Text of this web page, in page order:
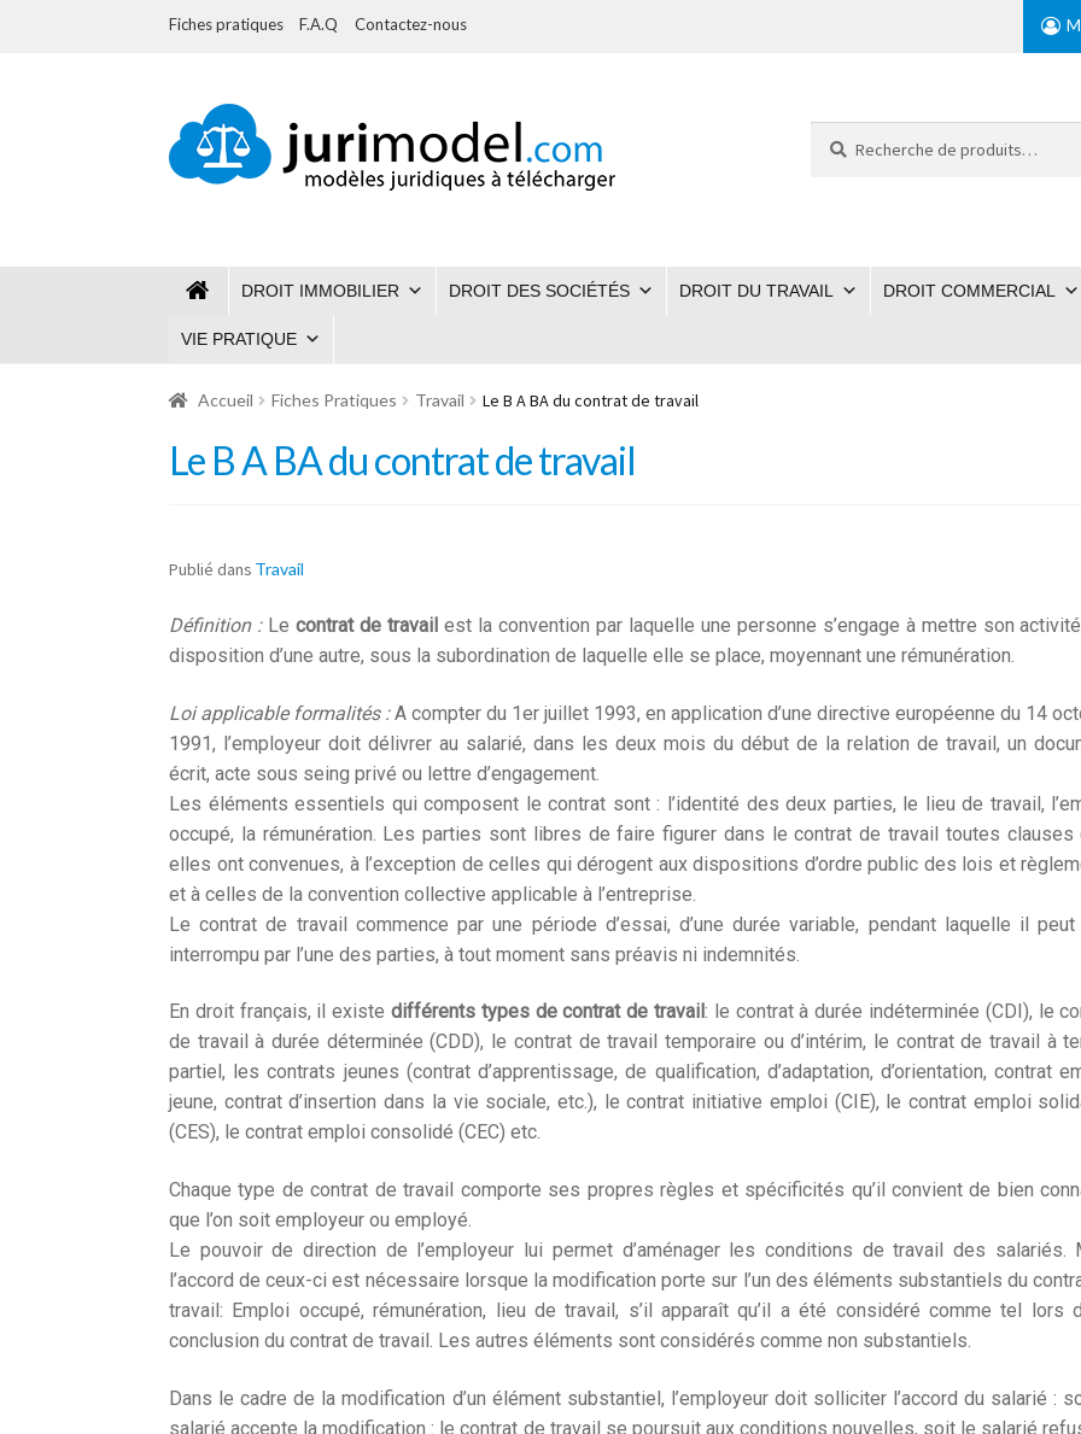
Fiches pratiques F.A.Q Contactez-nous
Aller
à
la
Aller
au
contenu
pour :
DROIT IMMOBILIER DROIT DES SOCIÉTÉS DROIT DU TRAVAIL DROIT COMMERCIAL
VIE PRATIQUE
Accueil Fiches Pratiques Travail Le B A BA du contrat de travail
Le B A BA du contrat de travail
Publié dans Travail
Définition :Le contrat de travailest la convention par laquelle une personne s’engage à mettre son
disposition d’une autre, sous la subordination de laquelle elle se place, moyennant une rémunération.
Loi applicable formalités :A compter du 1er juillet 1993, en application d’une directive européenne du 14
1991, l’employeur doit délivrer au salarié, dans les deux mois du début de la relation de travail, un
écrit, acte sous seing privé ou lettre d’engagement.
Les éléments essentiels qui composent le contrat sont : l’identité des deux parties, le lieu de travail,
occupé, la rémunération. Les parties sont libres de faire figurer dans le contrat de travail toutes clauses
elles ont convenues, à l’exception de celles qui dérogent aux dispositions d’ordre public des lois et
et à celles de la convention collective applicable à l’entreprise.
Le contrat de travail commence par une période d’essai, d’une durée variable, pendant laquelle il peut
interrompu par l’une des parties, à tout moment sans préavis ni indemnités.
En droit français, il existedifférents types de contrat de travail: le contrat à durée indéterminée (CDI), le
de travail à durée déterminée (CDD), le contrat de travail temporaire ou d’intérim, le contrat de travail à
partiel, les contrats jeunes (contrat d’apprentissage, de qualification, d’adaptation, d’orientation, contrat
jeune, contrat d’insertion dans la vie sociale, etc.), le contrat initiative emploi (CIE), le contrat emploi
(CES), le contrat emploi consolidé (CEC) etc.
Chaque type de contrat de travail comporte ses propres règles et spécificités qu’il convient de bien
que l’on soit employeur ou employé.
Le pouvoir de direction de l’employeur lui permet d’aménager les conditions de travail des salariés.
l’accord de ceux-ci est nécessaire lorsque la modification porte sur l’un des éléments substantiels du
travail: Emploi occupé, rémunération, lieu de travail, s’il apparaît qu’il a été considéré comme tel lors
conclusion du contrat de travail. Les autres éléments sont considérés comme non substantiels.
Dans le cadre de la modification d’un élément substantiel, l’employeur doit solliciter l’accord du salarié :
salarié accepte la modification : le contrat de travail se poursuit aux conditions nouvelles, soit le salarié